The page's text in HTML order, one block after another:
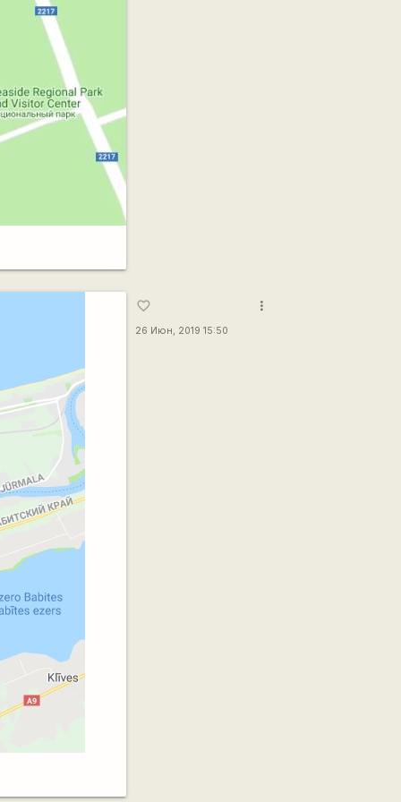
favorite_border
26 Июн, 2019 15:50
more_vert